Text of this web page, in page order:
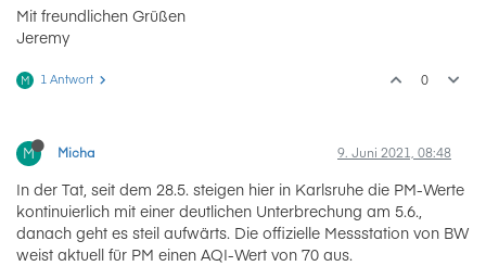
Mit freundlichen Grüßen
Jeremy
M 1 Antwort 0
M Micha 9. Juni 2021, 08:48
In der Tat, seit dem 28.5. steigen hier in Karlsruhe die PM-Werte
kontinuierlich mit einer deutlichen Unterbrechung am 5.6.,
danach geht es steil aufwärts. Die offizielle Messstation von BW
weist aktuell für PM einen AQI-Wert von 70 aus.